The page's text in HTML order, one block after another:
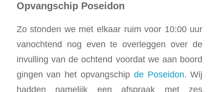
Opvangschip Poseidon
Zo stonden we met elkaar ruim voor 10:00 uur
vanochtend nog even te overleggen over de
invulling van de ochtend voordat we aan boord
gingen van het opvangschip de Poseidon. Wij
hadden namelijk een afspraak met zes